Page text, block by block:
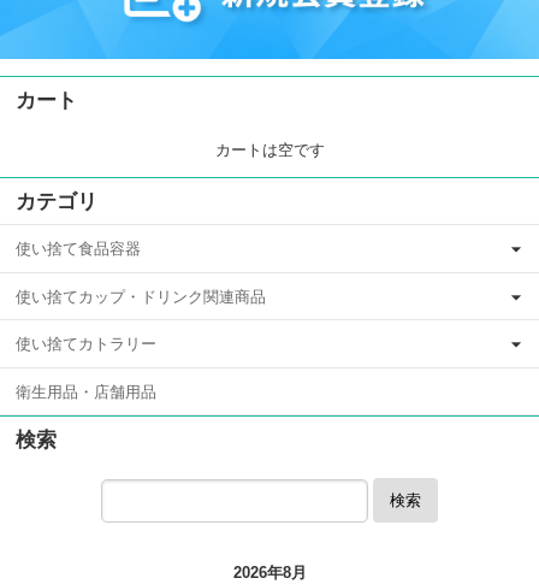
カート
カートは空です
カテゴリ
使い捨て食品容器
使い捨てカップ・ドリンク関連商品
使い捨てカトラリー
衛生用品・店舗用品
検索
検索
2026年8月